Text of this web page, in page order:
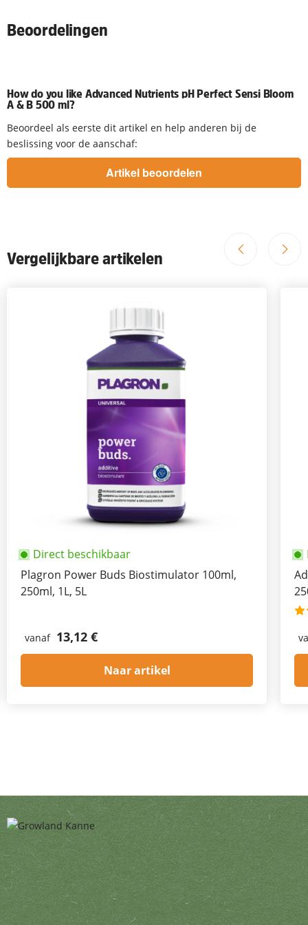
Beoordelingen
How do you like Advanced Nutrients pH Perfect Sensi Bloom
A & B 500 ml?
Beoordeel als eerste dit artikel en help anderen bij de
beslissing voor de aanschaf:
Vergelijkbare artikelen
Direct beschikbaar
Plagron Power Buds Biostimulator 100ml,
250ml, 1L, 5L
vanaf 13,12 €
Naar artikel